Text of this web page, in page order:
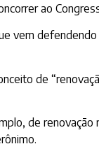
ao
vem
de
de